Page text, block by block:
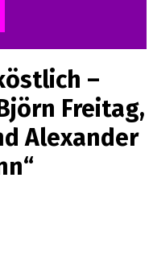
–
Freitag,
Alexander